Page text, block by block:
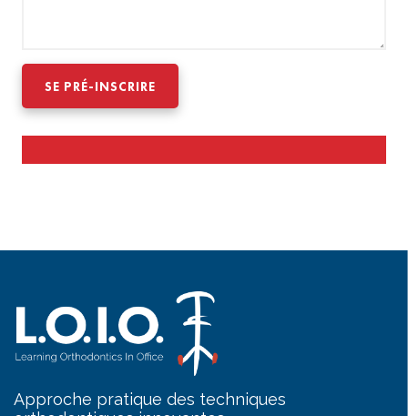
Approche pratique des techniques